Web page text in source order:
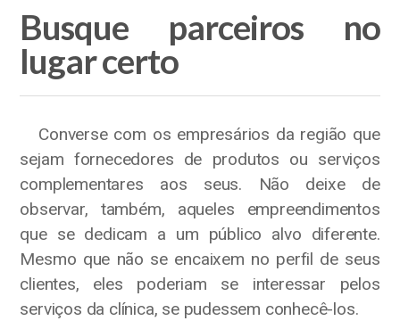
Busque parceiros no
lugar certo
Converse com os empresários da região que
sejam fornecedores de produtos ou serviços
complementares aos seus. Não deixe de
observar, também, aqueles empreendimentos
que se dedicam a um público alvo diferente.
Mesmo que não se encaixem no perfil de seus
clientes, eles poderiam se interessar pelos
serviços da clínica, se pudessem conhecê-los.